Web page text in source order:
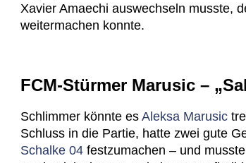
Xavier Amaechi auswechseln musste,
weitermachen konnte.
FCM-Stürmer Marusic –
Schlimmer könnte es Aleksa Marusic
Schluss in die Partie, hatte zwei gute
Schalke 04 festzumachen – und